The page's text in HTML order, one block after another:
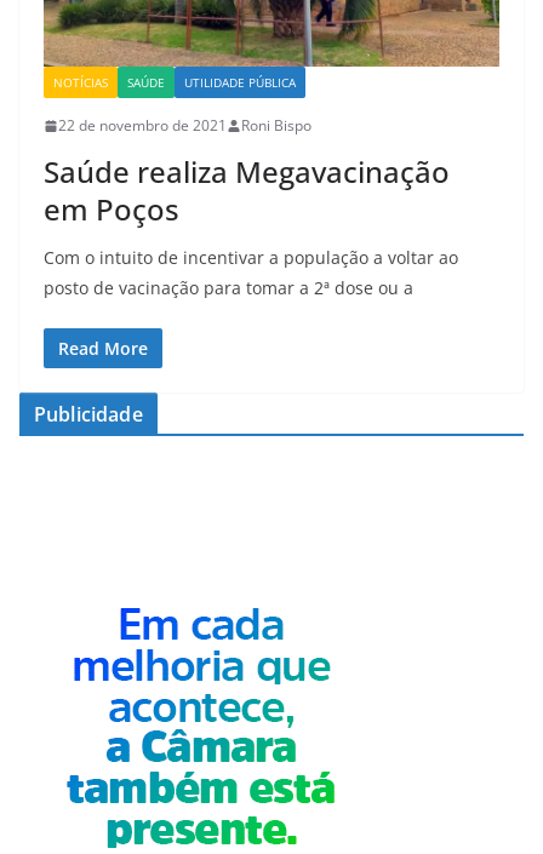
NOTÍCIAS SAÚDE UTILIDADE PÚBLICA
22 de novembro de 2021 Roni Bispo
Saúde realiza Megavacinação
em Poços
Com o intuito de incentivar a população a voltar ao
posto de vacinação para tomar a 2ª dose ou a
Read More
Publicidade